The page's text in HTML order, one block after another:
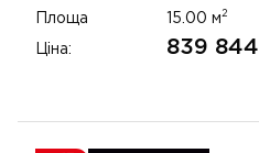
Площа 15.00 м 2
Ціна: 839 844